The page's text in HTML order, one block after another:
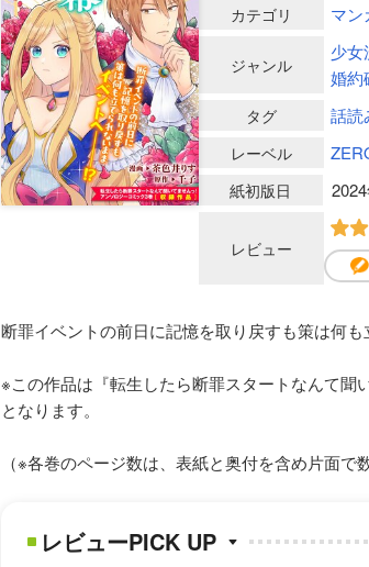
カテゴリ マン
ジャンル
少女
婚約
タグ 話読
レーベル
紙初版日
レビュー
断罪イベントの前日に記憶を取り戻すも策は何
※この作品は『転生したら断罪スタートなんて聞
となります。
（※各巻のページ数は、表紙と奥付を含め片面で
レビューPICK UP